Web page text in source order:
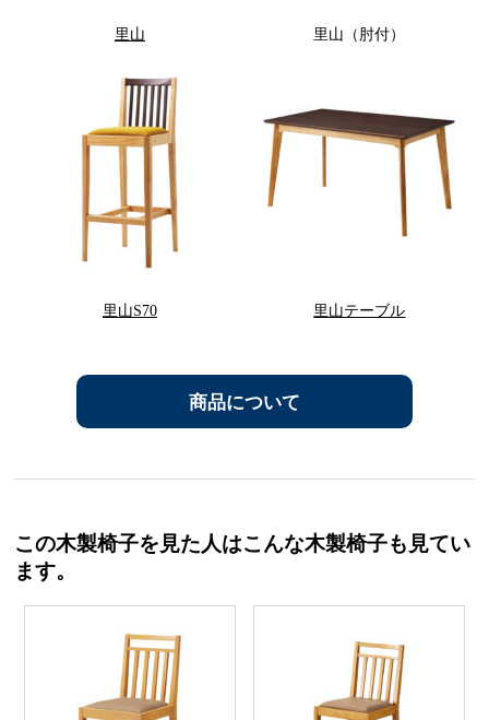
里山 里山（肘付）
里山S70 里山テーブル
商品について
この木製椅子を見た人はこんな木製椅子も見てい
ます。